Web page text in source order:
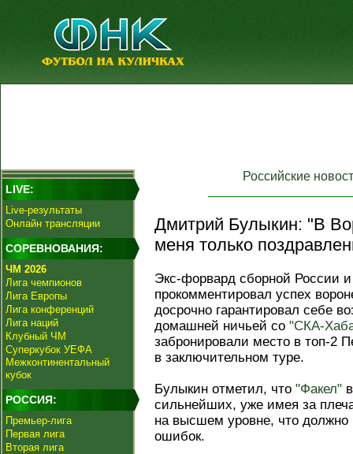
LIVE:
Live-результаты
Онлайн трансляции
СОРЕВНОВАНИЯ:
ЧМ 2026
Лига чемпионов
Лига Европы
Лига конференций
Лига наций
Клубный ЧМ
Суперкубок УЕФА
Межконтинентальный
кубок
РОССИЯ:
Премьер-лига
Первая лига
Вторая лига
Российские
Дмитрий Булыкин: "В
меня только
Экс-форвард сборной России
прокомментировал успех
досрочно гарантировал себе
домашней ничьей со "СКА-
забронировали место в топ-2
в заключительном туре.
Булыкин отметил, что "Факел"
сильнейших, уже имея за
на высшем уровне, что
ошибок.